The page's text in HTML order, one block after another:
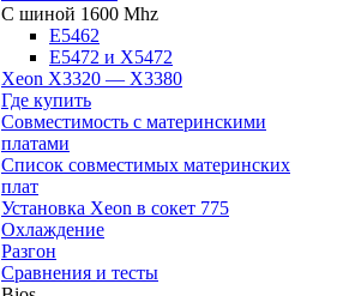
С шиной 1600 Mhz
E5462
E5472 и X5472
Xeon X3320 — X3380
Где купить
Совместимость с материнскими
платами
Список совместимых материнских
плат
Установка Xeon в сокет 775
Охлаждение
Разгон
Сравнения и тесты